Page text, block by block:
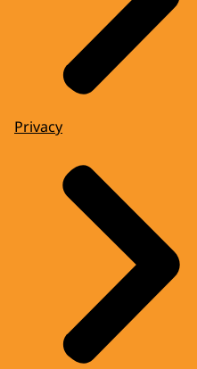
Privacy